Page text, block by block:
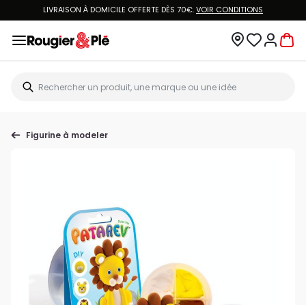
LIVRAISON À DOMICILE OFFERTE DÈS 70€.VOIR CONDITIONS
Figurine à modeler